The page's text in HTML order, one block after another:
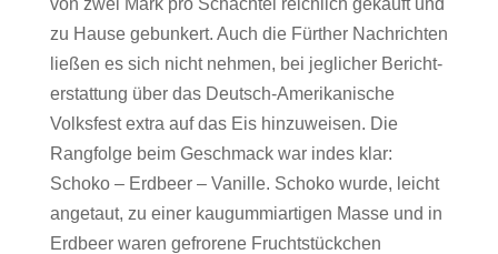
von zwei Mark pro Schachtel reichlich gekauft und
zu Hause gebunkert. Auch die Fürther Nachrichten
ließen es sich nicht nehmen, bei jeglicher Bericht­
erstattung über das Deutsch-Amerikanische
Volksfest extra auf das Eis hinzuweisen. Die
Rangfolge beim Geschmack war indes klar:
Schoko – Erdbeer – Vanille. Schoko wurde, leicht
angetaut, zu einer kaugummiartigen Masse und in
Erdbeer waren gefrorene Fruchtstückchen